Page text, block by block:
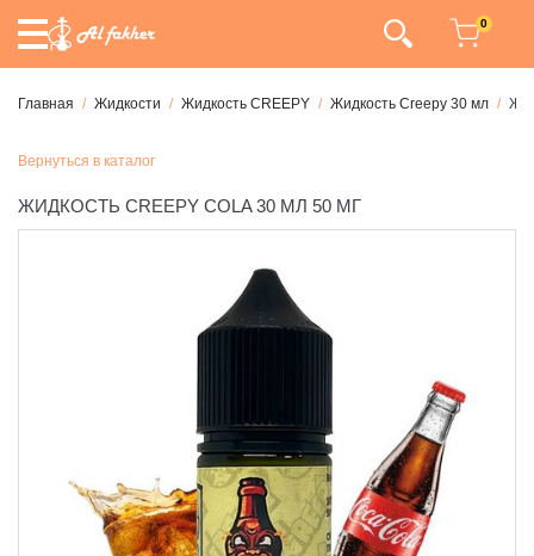
0
Главная Жидкости Жидкость CREEPY Жидкость Creepy 30 мл
Вернуться в каталог
ЖИДКОСТЬ CREEPY COLA 30 МЛ 50 МГ